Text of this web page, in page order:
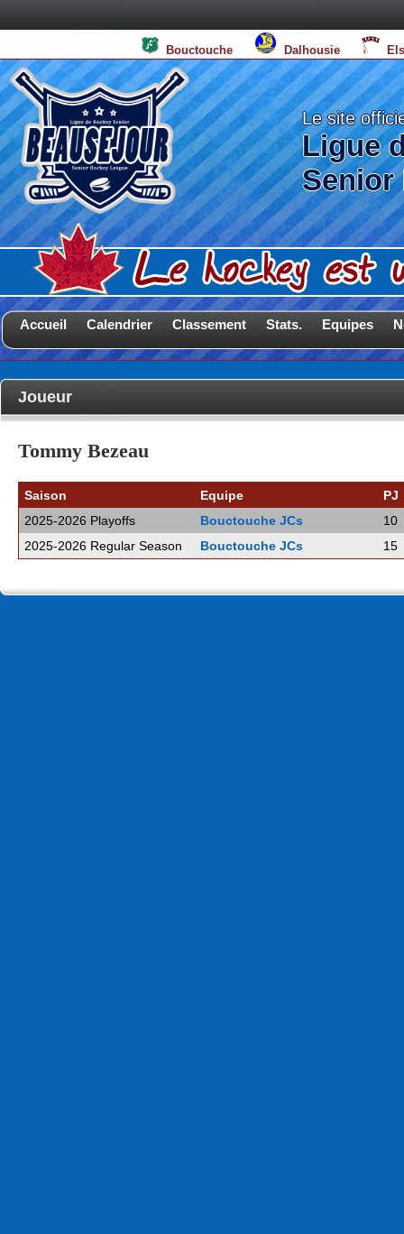
Bouctouche Dalhousie
Le site
Ligue
Senior
Accueil Calendrier Classement Stats. Equipes
Joueur
Tommy Bezeau
Saison Equipe
PJ
2025-2026 Playoffs
Bouctouche JCs
10
2025-2026 Regular Season
Bouctouche JCs 15